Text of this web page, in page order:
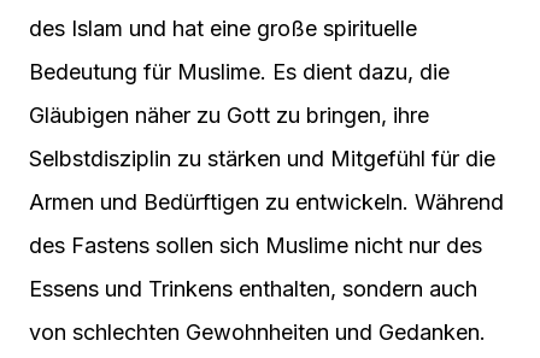
des Islam und hat eine große spirituelle
Bedeutung für Muslime. Es dient dazu, die
Gläubigen näher zu Gott zu bringen, ihre
Selbstdisziplin zu stärken und Mitgefühl für die
Armen und Bedürftigen zu entwickeln. Während
des Fastens sollen sich Muslime nicht nur des
Essens und Trinkens enthalten, sondern auch
von schlechten Gewohnheiten und Gedanken.